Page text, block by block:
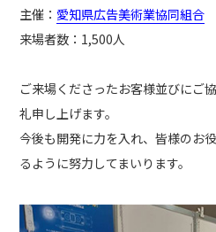
主催： 愛知県広告美術業協同組合
来場者数：1,500人
ご来場くださったお客様並びにご
礼申し上げます。
今後も開発に力を入れ、皆様のお
るように努力してまいります。